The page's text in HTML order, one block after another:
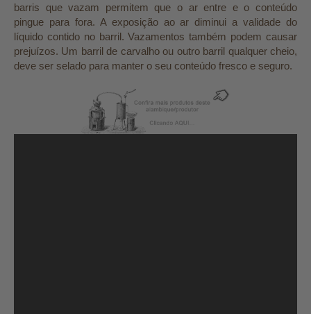
barris que vazam permitem que o ar entre e o conteúdo
pingue para fora. A exposição ao ar diminui a validade do
líquido contido no barril. Vazamentos também podem causar
prejuízos. Um barril de carvalho ou outro barril qualquer cheio,
deve ser selado para manter o seu conteúdo fresco e seguro.